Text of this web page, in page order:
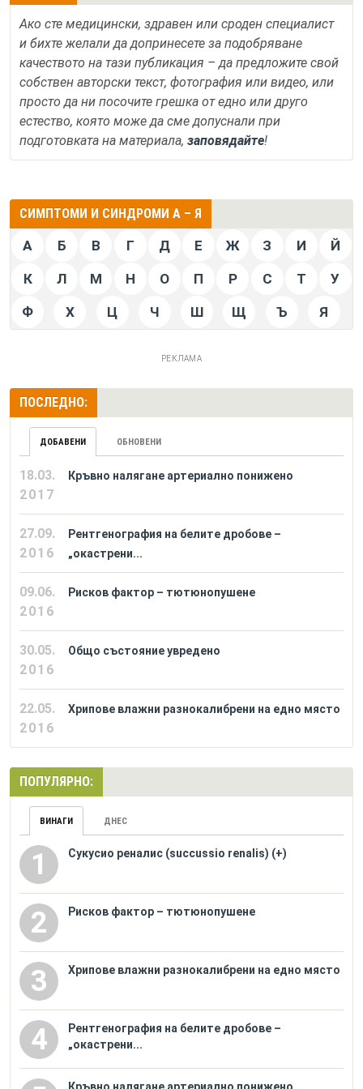
Ако сте медицински, здравен или сроден специалист
и бихте желали да допринесете за подобряване
качеството на тази публикация – да предложите свой
собствен авторски текст, фотография или видео, или
просто да ни посочите грешка от едно или друго
естество, която може да сме допуснали при
подготовката на материала, заповядайте!
СИМПТОМИ И СИНДРОМИ А – Я
А Б В Г Д Е Ж З И Й
К Л М Н О П Р С Т У
Ф Х Ц Ч Ш Щ Ъ Я
РЕКЛАМА
ПОСЛЕДНО:
ДОБАВЕНИ ОБНОВЕНИ
18.03.
2017
Кръвно налягане артериално понижено
27.09.
2016
Рентгенография на белите дробове –
„окастрени...
09.06.
2016
Рисков фактор – тютюнопушене
30.05.
2016
Общо състояние увредено
22.05.
2016
Хрипове влажни разнокалибрени на едно място
ПОПУЛЯРНО:
ВИНАГИ ДНЕС
1 Сукусио реналис (succussio renalis) (+)
2 Рисков фактор – тютюнопушене
3 Хрипове влажни разнокалибрени на едно място
4
Рентгенография на белите дробове –
„окастрени...